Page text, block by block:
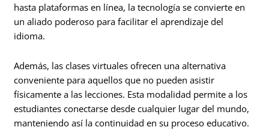
hasta plataformas en línea, la tecnología se convierte en
un aliado poderoso para facilitar el aprendizaje del
idioma.
Además, las clases virtuales ofrecen una alternativa
conveniente para aquellos que no pueden asistir
físicamente a las lecciones. Esta modalidad permite a los
estudiantes conectarse desde cualquier lugar del mundo,
manteniendo así la continuidad en su proceso educativo.